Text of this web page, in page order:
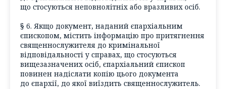
що стосуються неповнолітніх або вразливих осіб.
§ 6. Якщо документ, наданий єпархіальним
єпископом, містить інформацію про притягнення
священнослужителя до кримінальної
відповідальності у справах, що стосуються
вищезазначених осіб, єпархіальний єпископ
повинен надіслати копію цього документа
до єпархії, до якої виїздить священнослужитель.